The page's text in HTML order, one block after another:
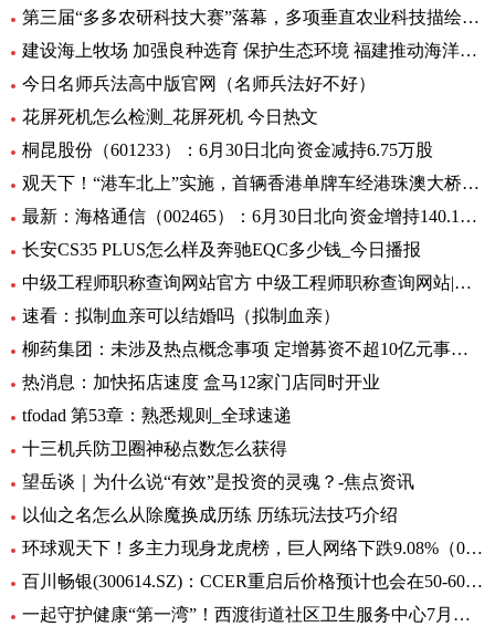
第三届“多多农研科技大赛”落幕，多项垂直农业科技描绘未来农业图景
建设海上牧场 加强良种选育 保护生态环境 福建推动海洋渔业高质量发展（高质量发展调研行）
今日名师兵法高中版官网（名师兵法好不好）
花屏死机怎么检测_花屏死机 今日热文
桐昆股份（601233）：6月30日北向资金减持6.75万股
观天下！“港车北上”实施，首辆香港单牌车经港珠澳大桥入粤
最新：海格通信（002465）：6月30日北向资金增持140.12万股
长安CS35 PLUS怎么样及奔驰EQC多少钱_今日播报
中级工程师职称查询网站官方 中级工程师职称查询网站|世界今日讯
速看：拟制血亲可以结婚吗（拟制血亲）
柳药集团：未涉及热点概念事项 定增募资不超10亿元事项目前处于审核阶段 环球速看
热消息：加快拓店速度 盒马12家门店同时开业
tfodad 第53章：熟悉规则_全球速递
十三机兵防卫圈神秘点数怎么获得
望岳谈｜为什么说“有效”是投资的灵魂？-焦点资讯
以仙之名怎么从除魔换成历练 历练玩法技巧介绍
环球观天下！多主力现身龙虎榜，巨人网络下跌9.08%（06-30）
百川畅银(300614.SZ)：CCER重启后价格预计也会在50-60元/吨左右
一起守护健康“第一湾”！西渡街道社区卫生服务中心7月专病门诊一览表出炉_环球滚动